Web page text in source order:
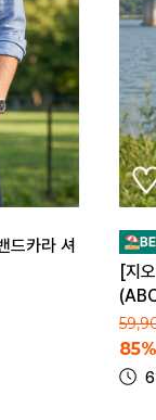
드카라 셔
[지
85%
6